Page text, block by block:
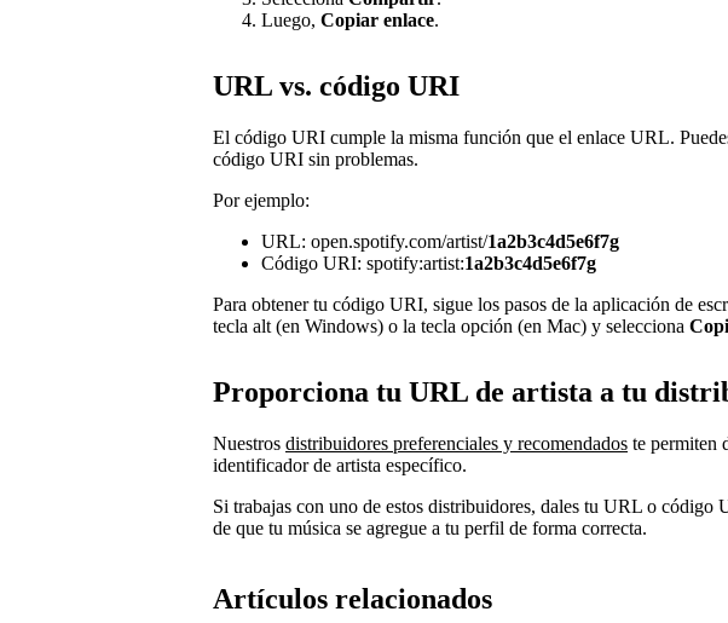
Luego, Copiar enlace.
URL vs. código URI
El código URI cumple la misma función que el enlace URL.
código URI sin problemas.
Por ejemplo:
URL: open.spotify.com/artist/1a2b3c4d5e6f7g
Código URI: spotify:artist:1a2b3c4d5e6f7g
Para obtener tu código URI, sigue los pasos de la aplicación de
tecla alt (en Windows) o la tecla opción (en Mac) y selecciona
Proporciona tu URL de artista a tu
Nuestros distribuidores preferenciales y recomendados te permiten
identificador de artista específico.
Si trabajas con uno de estos distribuidores, dales tu URL o código
de que tu música se agregue a tu perfil de forma correcta.
Artículos relacionados